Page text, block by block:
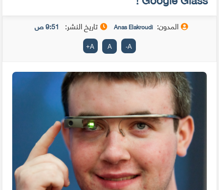
المدون: Anas Elakroudi تاريخ النشر: 9:51 ص
A
-
A
A
+